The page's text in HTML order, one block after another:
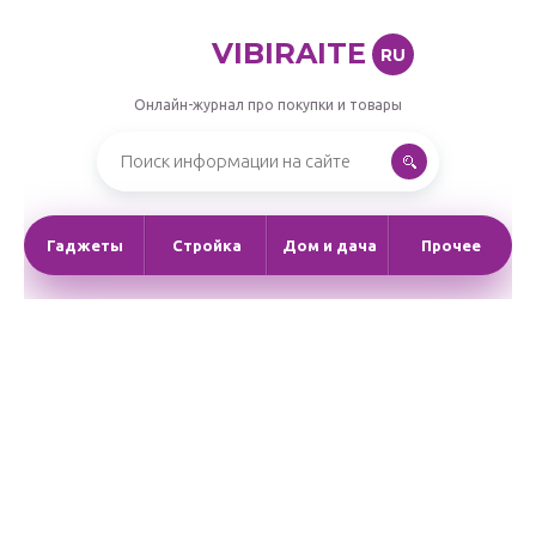
VIBIRAITE RU
Онлайн-журнал про покупки и товары
Гаджеты Стройка Дом и дача Прочее